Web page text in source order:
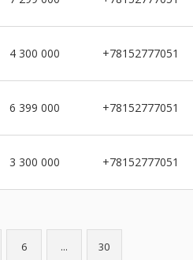
4 300 000 +78152777051
6 399 000 +78152777051
3 300 000 +78152777051
6 ... 30